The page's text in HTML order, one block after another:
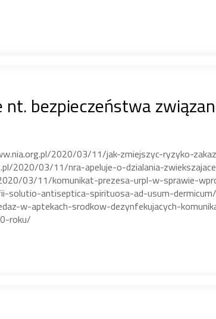
bezpieczeństwa
2020/03/11/jak-zmiejszyc-ryzyko-
2020/03/11/nra-apeluje-o-dzialania-
03/11/komunikat-prezesa-urpl-w-sprawie-
solutio-antiseptica-spirituosa-ad-usum-dermicum/
w-aptekach-srodkow-dezynfekujacych-
roku/